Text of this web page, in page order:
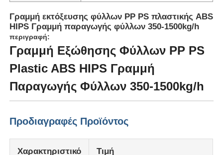
Γραμμή εκτόξευσης φύλλων PP PS πλαστικής ABS
HIPS Γραμμή παραγωγής φύλλων 350-1500kg/h
περιγραφή:
Γραμμή Εξώθησης Φύλλων PP PS
Plastic ABS HIPS Γραμμή
Παραγωγής Φύλλων 350-1500kg/h
Προδιαγραφές Προϊόντος
Χαρακτηριστικό Τιμή